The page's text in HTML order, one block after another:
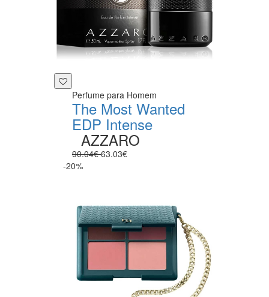
Perfume para Homem
The Most Wanted
EDP Intense
AZZARO
90.04€63.03€
-20%